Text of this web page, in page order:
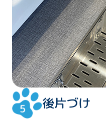
後片づけ